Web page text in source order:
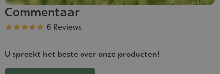
Commentaar
Kwaliteit
     6 Reviews
U spreekt het beste over onze producten!